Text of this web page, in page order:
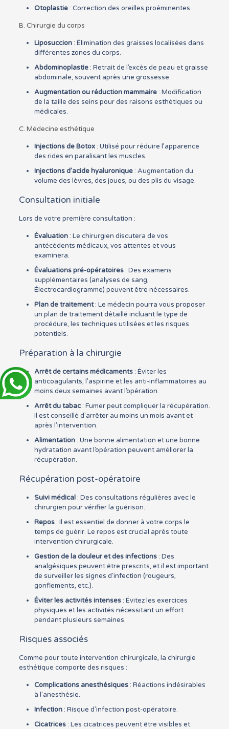
Otoplastie: Correction des oreilles proéminentes.
B. Chirurgie du corps
Liposuccion: Élimination des graisses localisées dans
différentes zones du corps.
Abdominoplastie: Retrait de l’excès de peau et graisse
abdominale, souvent après une grossesse.
Augmentation ou réduction mammaire: Modification
de la taille des seins pour des raisons esthétiques ou
médicales.
C. Médecine esthétique
Injections de Botox: Utilisé pour réduire l’apparence
des rides en paralisant les muscles.
Injections d’acide hyaluronique: Augmentation du
volume des lèvres, des joues, ou des plis du visage.
Consultation initiale
Lors de votre première consultation :
Évaluation: Le chirurgien discutera de vos
antécédents médicaux, vos attentes et vous
examinera.
Évaluations pré-opératoires: Des examens
supplémentaires (analyses de sang,
Électrocardiogramme) peuvent être nécessaires.
Plan de traitement: Le médecin pourra vous proposer
un plan de traitement détaillé incluant le type de
procédure, les techniques utilisées et les risques
potentiels.
Préparation à la chirurgie
Arrêt de certains médicaments: Éviter les
anticoagulants, l’aspirine et les anti-inflammatoires au
moins deux semaines avant l’opération.
Arrêt du tabac: Fumer peut compliquer la récupération.
Il est conseillé d’arrêter au moins un mois avant et
après l’intervention.
Alimentation: Une bonne alimentation et une bonne
hydratation avant l’opération peuvent améliorer la
récupération.
Récupération post-opératoire
Suivi médical: Des consultations régulières avec le
chirurgien pour vérifier la guérison.
Repos: Il est essentiel de donner à votre corps le
temps de guérir. Le repos est crucial après toute
intervention chirurgicale.
Gestion de la douleur et des infections: Des
analgésiques peuvent être prescrits, et il est important
de surveiller les signes d’infection (rougeurs,
gonflements, etc.).
Éviter les activités intenses: Évitez les exercices
physiques et les activités nécessitant un effort
pendant plusieurs semaines.
Risques associés
Comme pour toute intervention chirurgicale, la chirurgie
esthétique comporte des risques :
Complications anesthésiques: Réactions indésirables
à l’anesthésie.
Infection: Risque d’infection post-opératoire.
Cicatrices: Les cicatrices peuvent être visibles et